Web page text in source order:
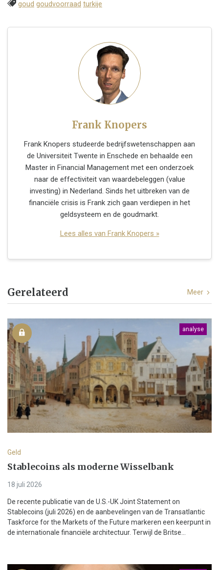
goud goudvoorraad turkije
Frank Knopers
Frank Knopers studeerde bedrijfswetenschappen aan
de Universiteit Twente in Enschede en behaalde een
Master in Financial Management met een onderzoek
naar de effectiviteit van waardebeleggen (value
investing) in Nederland. Sinds het uitbreken van de
financiële crisis is Frank zich gaan verdiepen in het
geldsysteem en de goudmarkt.
Lees alles van Frank Knopers »
Gerelateerd Meer
analyse
Geld
Stablecoins als moderne Wisselbank
18 juli 2026
De recente publicatie van de U.S.-UK Joint Statement on
Stablecoins (juli 2026) en de aanbevelingen van de Transatlantic
Taskforce for the Markets of the Future markeren een keerpunt in
de internationale financiële architectuur. Terwijl de Britse...